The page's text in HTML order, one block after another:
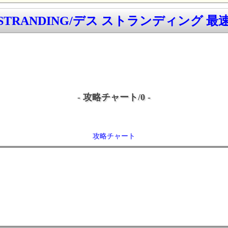
デス ストランディング 最
- 攻略チャート/0 -
攻略チャート